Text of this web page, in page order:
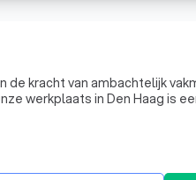
de kracht van ambachtelijk
werkplaats in Den Haag is